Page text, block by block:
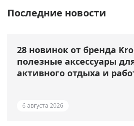
Последние новости
28 новинок от бренда
полезные аксессуары
активного отдыха и
6 августа 2026